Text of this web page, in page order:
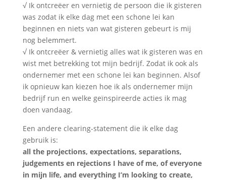
√ Ik ontcreëer en vernietig de persoon die ik gisteren
was zodat ik elke dag met een schone lei kan
beginnen en niets van wat gisteren gebeurt is mij
nog belemmert.
√ Ik ontcreëer & vernietig alles wat ik gisteren was en
wist met betrekking tot mijn bedrijf. Zodat ik ook als
ondernemer met een schone lei kan beginnen. Alsof
ik opnieuw kan kiezen hoe ik als ondernemer mijn
bedrijf run en welke geïnspireerde acties ik mag
doen vandaag.
Een andere clearing-statement die ik elke dag
gebruik is:
all the projections, expectations, separations,
judgements en rejections I have of me, of everyone
in mijn life, and everything I’m looking to create,